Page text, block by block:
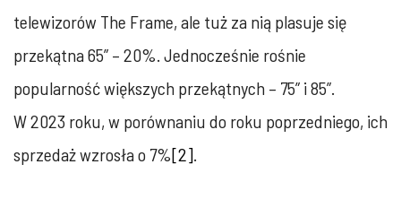
telewizorów The Frame, ale tuż za nią plasuje się
przekątna 65” – 20%. Jednocześnie rośnie
popularność większych przekątnych – 75” i 85”.
W 2023 roku, w porównaniu do roku poprzedniego, ich
sprzedaż wzrosła o 7%[2]